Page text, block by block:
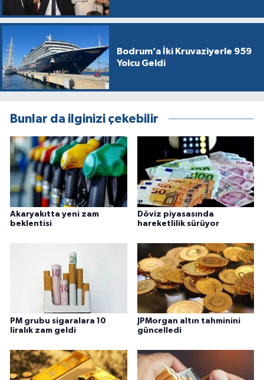
Bodrum’a İki Kruvaziyerle 959
Yolcu Geldi
Bunlar da ilginizi çekebilir
Akaryakıtta yeni zam
beklentisi
Döviz piyasasında
hareketlilik sürüyor
PM grubu sigaralara 10
liralık zam geldi
JPMorgan altın tahminini
güncelledi